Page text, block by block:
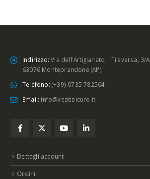
Indirizzo: Via dell'Artigianato II Traversa, 3/A
63076 Monteprandone (AP)
Telefono: (+39) 0735 782564
Email: info@vestisicuro.it
Dettagli account
Ordini